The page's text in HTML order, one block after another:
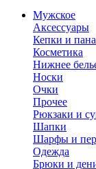
Мужское
Аксессуары
Кепки и
Косметика
Нижнее
Носки
Очки
Прочее
Рюкзаки и
Шапки
Шарфы и
Одежда
Брюки и